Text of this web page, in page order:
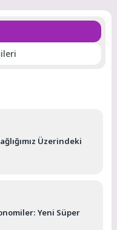
Üzerindeki
Yeni Süper